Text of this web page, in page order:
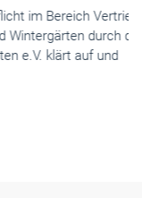
im Bereich Vertrieb
durch die
e.V. klärt auf und